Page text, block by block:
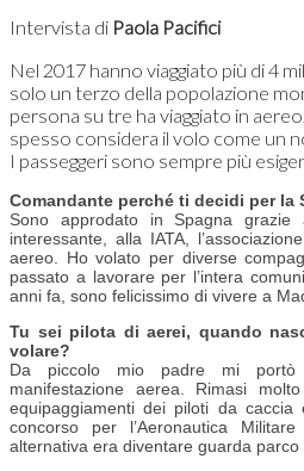
Intervista di Paola Pacifici
Nel 2017 hanno viaggiato più di 4
solo un terzo della popolazione
persona su tre ha viaggiato in
spesso considera il volo come un
I passeggeri sono sempre più
Comandante perché ti decidi per la
Sono approdato in Spagna grazie
interessante, alla IATA,
aereo. Ho volato per diverse
passato a lavorare per l’intera
anni fa, sono felicissimo di vivere a
Tu sei pilota di aerei, quando
volare?
Da piccolo mio padre mi
manifestazione aerea. Rimasi
equipaggiamenti dei piloti da
concorso per l’Aeronautica
alternativa era diventare guarda parco